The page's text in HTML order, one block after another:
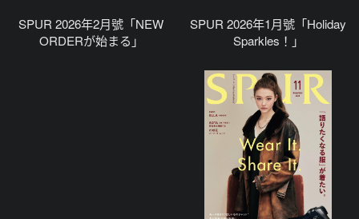
SPUR 2026年2月號「NEW
ORDERが始まる」
SPUR 2026年1月號「Holiday
Sparkles！」